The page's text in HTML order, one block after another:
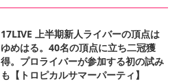
17LIVE 上半期新人ライバーの頂点は
ゆめはる。40名の頂点に立ち二冠獲
得。プロライバーが参加する初の試み
も【トロピカルサマーパーティ】